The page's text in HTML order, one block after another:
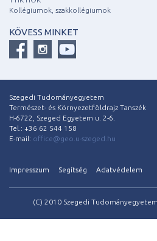
Kollégiumok, szakkollégiumok
KÖVESS MINKET
Szegedi Tudományegyetem
Természet- és Környezetföldrajz Tanszék
H-6722, Szeged Egyetem u. 2-6.
Tel.: +36 62 544 158
E-mail: office@geo.u-szeged.hu
Impresszum Segítség Adatvédelem
(C) 2010 Szegedi